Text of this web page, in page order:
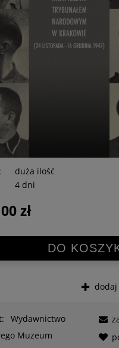
duża ilość
4 dni
zł
DO
Wydawnictwo
Muzeum